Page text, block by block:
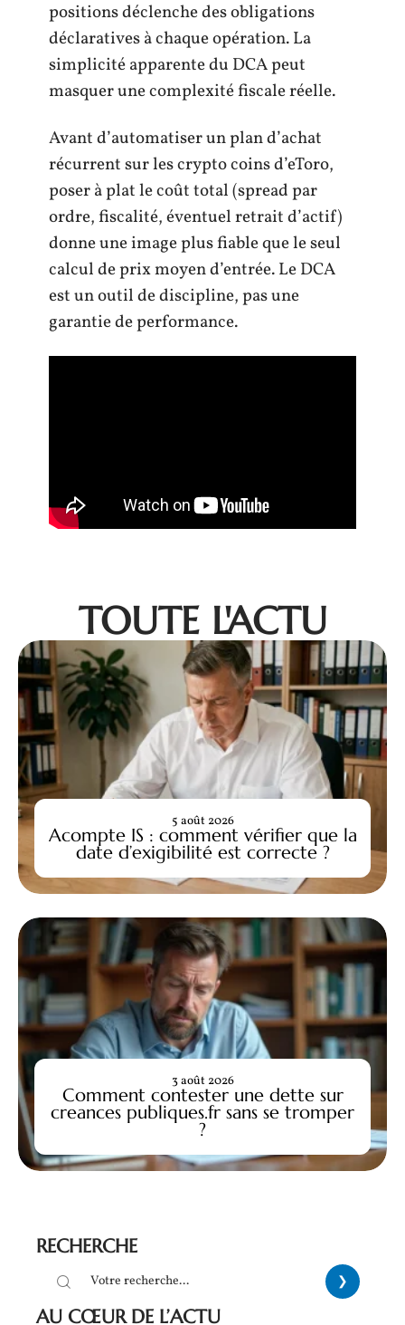
positions déclenche des obligations
déclaratives à chaque opération. La
simplicité apparente du DCA peut
masquer une complexité fiscale réelle.
Avant d’automatiser un plan d’achat
récurrent sur les crypto coins d’eToro,
poser à plat le coût total (spread par
ordre, fiscalité, éventuel retrait d’actif)
donne une image plus fiable que le seul
calcul de prix moyen d’entrée. Le DCA
est un outil de discipline, pas une
garantie de performance.
TOUTE L'ACTU
Acompte IS : comment vérifier que la
date d’exigibilité est correcte ?
5 août 2026
Comment contester une dette sur
creances publiques.fr sans se tromper
?
3 août 2026
RECHERCHE
AU CŒUR DE L’ACTU